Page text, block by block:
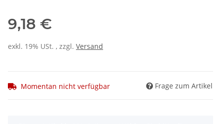
9,18 €
exkl. 19% USt. , zzgl. Versand
Momentan nicht verfügbar Frage zum Artikel